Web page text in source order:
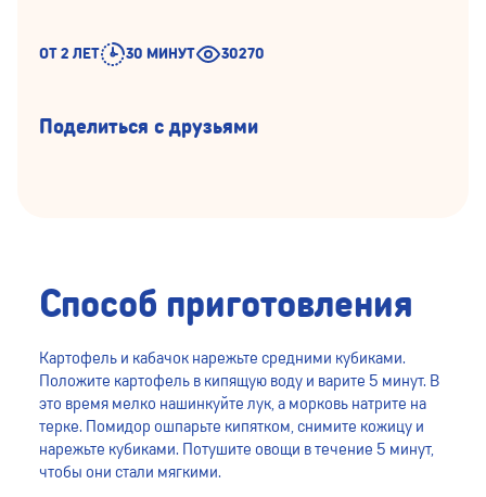
ОТ 2 ЛЕТ 30 МИНУТ 30270
Поделиться с друзьями
Способ приготовления
Картофель и кабачок нарежьте средними кубиками.
Положите картофель в кипящую воду и варите 5 минут. В
это время мелко нашинкуйте лук, а морковь натрите на
терке. Помидор ошпарьте кипятком, снимите кожицу и
нарежьте кубиками. Потушите овощи в течение 5 минут,
чтобы они стали мягкими.